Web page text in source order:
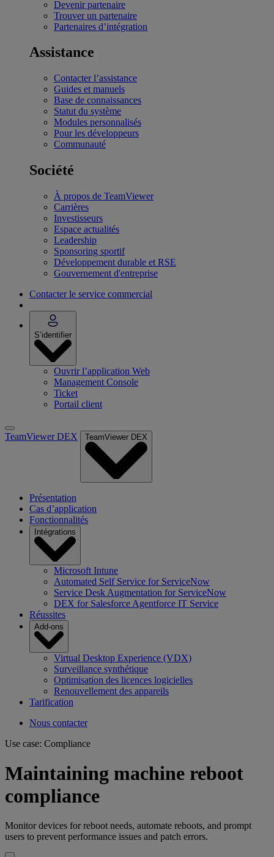
Devenir partenaire
Trouver un partenaire
Partenaires d’intégration
Assistance
Contacter l’assistance
Guides et manuels
Base de connaissances
Statut du système
Modules personnalisés
Pour les développeurs
Communauté
Société
À propos de TeamViewer
Carrières
Investisseurs
Espace actualités
Leadership
Sponsoring sportif
Développement durable et RSE
Gouvernement d'entreprise
Contacter le service commercial
S’identifier
Ouvrir l’application Web
Management Console
Ticket
Portail client
TeamViewer DEX TeamViewer DEX
Présentation
Cas d’application
Fonctionnalités
Intégrations
Microsoft Intune
Automated Self Service for ServiceNow
Service Desk Augmentation for ServiceNow
DEX for Salesforce Agentforce IT Service
Réussites
Add-ons
Virtual Desktop Experience (VDX)
Surveillance synthétique
Optimisation des licences logicielles
Renouvellement des appareils
Tarification
Nous contacter
Use case: Compliance
Maintaining machine reboot
compliance
Monitor devices for reboot needs, automate reboots, and prompt
users to prevent performance issues and patch errors.